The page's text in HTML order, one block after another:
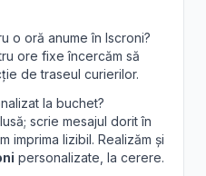
o oră anume în Iscroni?
ore fixe încercăm să
de traseul curierilor.
la buchet?
scrie mesajul dorit în
imprima lizibil. Realizăm și
personalizate, la cerere.